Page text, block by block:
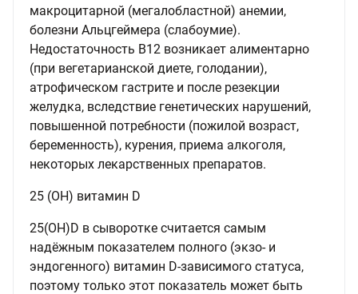
макроцитарной (мегалобластной) анемии,
болезни Альцгеймера (слабоумие).
Недостаточность В12 возникает алиментарно
(при вегетарианской диете, голодании),
атрофическом гастрите и после резекции
желудка, вследствие генетических нарушений,
повышенной потребности (пожилой возраст,
беременность), курения, приема алкоголя,
некоторых лекарственных препаратов.
25 (OH) витамин D
25(OH)D в сыворотке считается самым
надёжным показателем полного (экзо- и
эндогенного) витамин D-зависимого статуса,
поэтому только этот показатель может быть